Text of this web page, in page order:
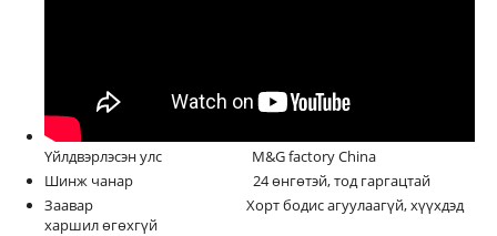
Үйлдвэрлэсэн улс M&G factory China
Шинж чанар 24 өнгөтэй, тод гаргацтай
Заавар Хорт бодис агуулаагүй, хүүхдэд
харшил өгөхгүй